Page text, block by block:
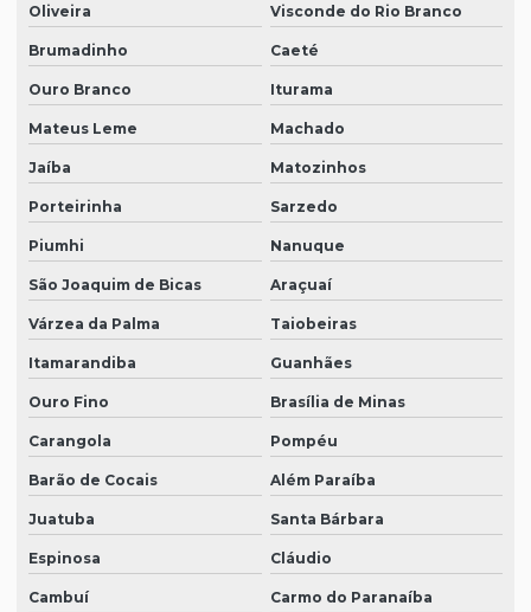
Oliveira Visconde do Rio Branco
Brumadinho Caeté
Ouro Branco Iturama
Mateus Leme Machado
Jaíba Matozinhos
Porteirinha Sarzedo
Piumhi Nanuque
São Joaquim de Bicas Araçuaí
Várzea da Palma Taiobeiras
Itamarandiba Guanhães
Ouro Fino Brasília de Minas
Carangola Pompéu
Barão de Cocais Além Paraíba
Juatuba Santa Bárbara
Espinosa Cláudio
Cambuí Carmo do Paranaíba